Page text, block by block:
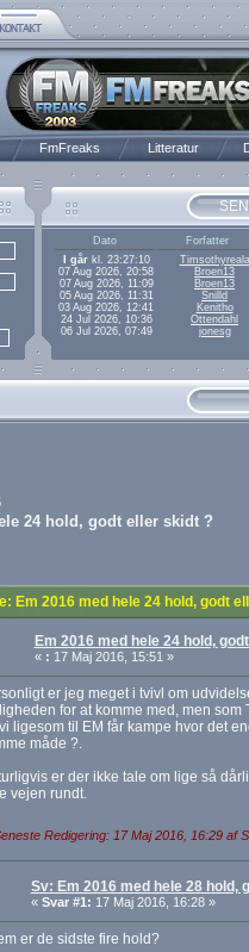
FmFreaks Litteratur
Dato
Forfatter
I gårkl. 23:27:10
Timsothyreala
07 Aug 2026, 20:58
Broen13
07 Aug 2026, 11:09
Broen13
05 Aug 2026, 11:31
Snilld
03 Aug 2026, 12:41
Kenitho
24 Jul 2026, 10:36
Ottendahl
06 Jul 2026, 07:49
jonesg
24 hold, godt eller skidt ?
Em 2016 med hele 24 hold, godt
Em 2016 med hele 24 hold,
« : 17 Maj 2016, 15:51 »
er jeg meget i tvivl om
for at komme med, men
ligesom til EM får kampe hvor det
måde ?.
er der ikke tale om lige så
vejen rundt.
Redigering: 17 Maj 2016, 16:29 af
Sv: Em 2016 med hele 28 hold,
« Svar #1: 17 Maj 2016, 16:28 »
er de sidste fire hold?